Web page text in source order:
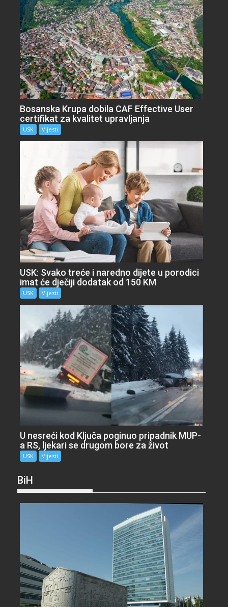
Bosanska Krupa dobila CAF Effective User
certifikat za kvalitet upravljanja
USK Vijesti
USK: Svako treće i naredno dijete u porodici
imat će dječiji dodatak od 150 KM
USK Vijesti
U nesreći kod Ključa poginuo pripadnik MUP-
a RS, ljekari se drugom bore za život
USK Vijesti
BiH